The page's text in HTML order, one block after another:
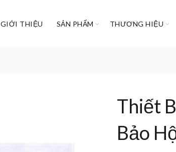
GIỚI THIỆU SẢN PHẨM THƯƠNG HIỆU
Thiết
Bảo